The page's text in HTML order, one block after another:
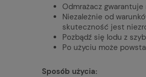
Odmrażacz
Niezależnie od
skuteczność jest
Pozbądź się lodu z
Po użyciu może
Sposób użycia: